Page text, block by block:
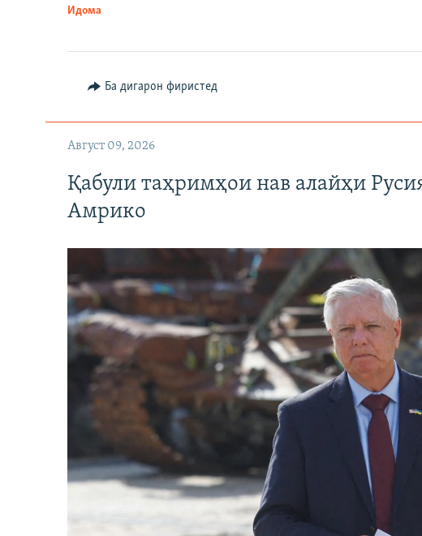
Идома
Ба дигарон фиристед
Август 09, 2026
Қабули таҳримҳои нав алайҳи
Амрико